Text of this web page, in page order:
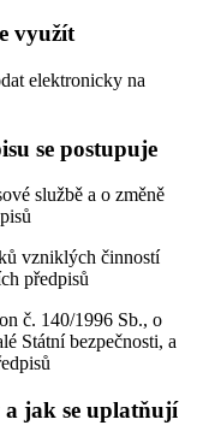
využít
elektronicky na
se postupuje
službě a o změně
vzniklých činností
předpisů
č. 140/1996 Sb., o
Státní bezpečnosti, a
a jak se uplatňují